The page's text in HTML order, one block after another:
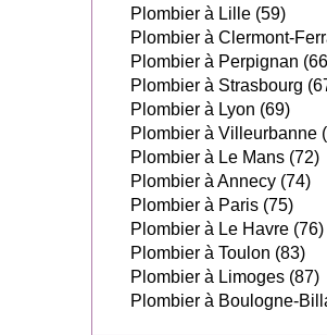
Plombier à Lille (59)
Plombier à Clermont-
Plombier à Perpignan
Plombier à Strasbourg
Plombier à Lyon (69)
Plombier à Villeurbanne
Plombier à Le Mans (72)
Plombier à Annecy (74)
Plombier à Paris (75)
Plombier à Le Havre (76)
Plombier à Toulon (83)
Plombier à Limoges (87)
Plombier à Boulogne-